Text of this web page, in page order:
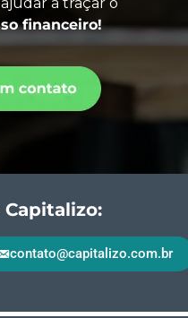
financeiro!
contato@capitalizo.com.br